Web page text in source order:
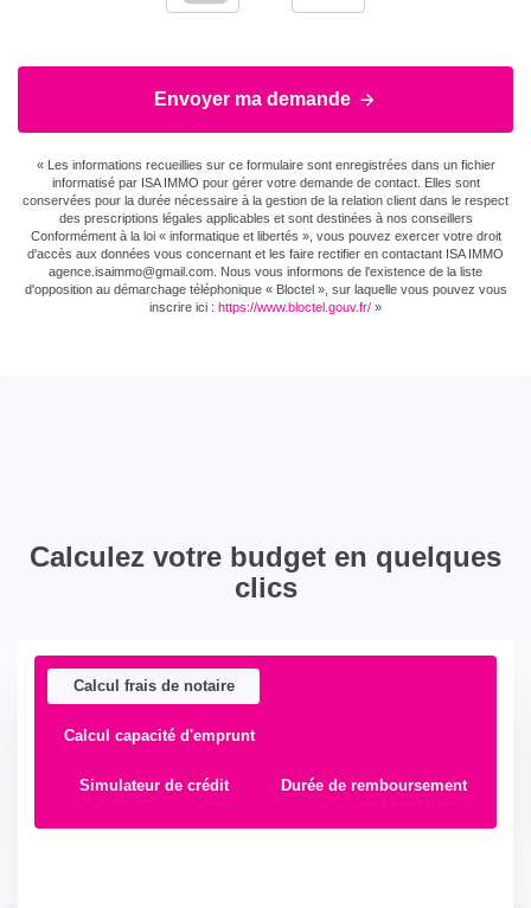
Envoyer ma demande
« Les informations recueillies sur ce formulaire sont enregistrées dans un fichier
informatisé par ISA IMMO pour gérer votre demande de contact. Elles sont
conservées pour la durée nécessaire à la gestion de la relation client dans le respect
des prescriptions légales applicables et sont destinées à nos conseillers
Conformément à la loi « informatique et libertés », vous pouvez exercer votre droit
d'accès aux données vous concernant et les faire rectifier en contactant ISA IMMO
agence.isaimmo@gmail.com . Nous vous informons de l'existence de la liste
d'opposition au démarchage téléphonique « Bloctel », sur laquelle vous pouvez vous
inscrire ici : https://www.bloctel.gouv.fr/ »
Calculez votre budget en quelques
clics
Calcul frais de notaire
Calcul capacité d'emprunt
Simulateur de crédit Durée de remboursement